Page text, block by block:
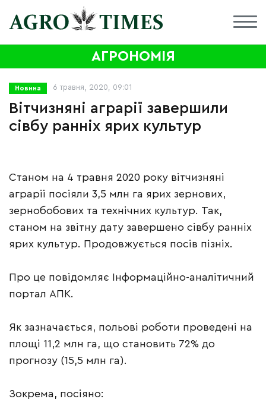
АГРОНОМІЯ
Новина 6 травня, 2020, 09:01
Вітчизняні аграрії завершили
сівбу ранніх ярих культур
Станом на 4 травня 2020 року вітчизняні
аграрії посіяли 3,5 млн га ярих зернових,
зернобобових та технічних культур. Так,
станом на звітну дату завершено сівбу ранніх
ярих культур. Продовжується посів пізніх.
Про це повідомляє Інформаційно-аналітичний
портал АПК.
Як зазначається, польові роботи проведені на
площі 11,2 млн га, що становить 72% до
прогнозу (15,5 млн га).
Зокрема, посіяно: